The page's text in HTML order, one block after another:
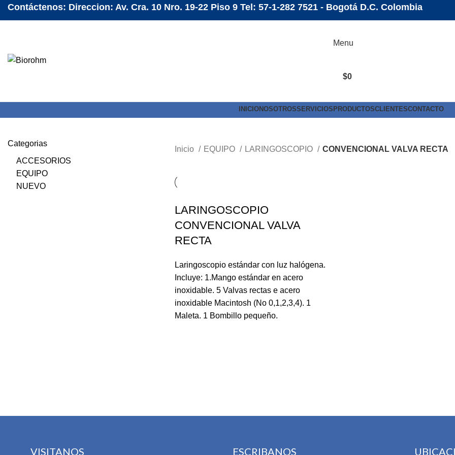
Contáctenos: Direccion: Av. Cra. 10 Nro. 19-22 Piso 9 Tel: 57-1-282 7521 - Bogotá D.C. Colombia
Menu
$0
INICIONOSOTROSSERVICIOS PRODUCTOSCLIENTESCONTACTO
Categorias
ACCESORIOS
EQUIPO
NUEVO
Inicio EQUIPO LARINGOSCOPIO CONVENCIONAL VALVA RECTA
LARINGOSCOPIO
CONVENCIONAL VALVA
RECTA
Laringoscopio estándar con luz halógena.
Incluye: 1.Mango estándar en acero
inoxidable. 5 Valvas rectas e acero
inoxidable Macintosh (No 0,1,2,3,4). 1
Maleta. 1 Bombillo pequeño.
VISITANOS ESCRIBANOS